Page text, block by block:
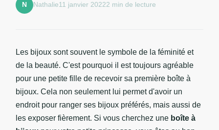
N Nathalie11 janvier 20222 min de lecture
Les bijoux sont souvent le symbole de la féminité et
de la beauté. C'est pourquoi il est toujours agréable
pour une petite fille de recevoir sa première boîte à
bijoux. Cela non seulement lui permet d'avoir un
endroit pour ranger ses bijoux préférés, mais aussi de
les exposer fièrement. Si vous cherchez une boîte à